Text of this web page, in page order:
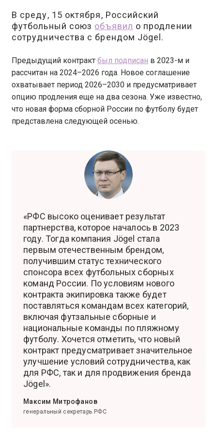
В среду, 15 октября, Российский
футбольный союз объявил о продлении
сотрудничества с брендом Jögel.
Предыдущий контракт был подписан в 2023-м и
рассчитан на 2024–2026 года. Новое соглашение
охватывает период 2026–2030 и предусматривает
опцию продления еще на два сезона. Уже известно,
что новая форма сборной России по футболу будет
представлена следующей осенью.
«РФС высоко оценивает результат
партнерства, которое началось в 2023
году. Тогда компания Jögel стала
первым отечественным брендом,
получившим статус технического
спонсора всех футбольных сборных
команд России. По условиям нового
контракта экипировка также будет
поставляться командам всех категорий,
включая футзальные сборные и
национальные команды по пляжному
футболу. Хочется отметить, что новый
контракт предусматривает значительное
улучшение условий сотрудничества, как
для РФС, так и для продвижения бренда
Jögel».
Максим Митрофанов
генеральный секретарь РФС